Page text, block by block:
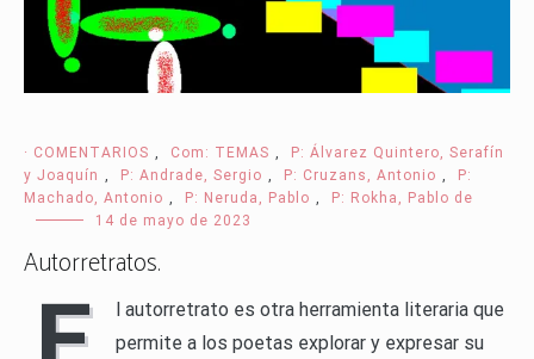
· COMENTARIOS , Com: TEMAS ,
P: Álvarez Quintero, Serafín
y Joaquín , P: Andrade, Sergio , P: Cruzans, Antonio ,
P:
Machado, Antonio , P: Neruda, Pablo ,
P: Rokha, Pablo de
14 de mayo de 2023
Autorretratos.
l autorretrato es otra herramienta literaria que
permite a los poetas explorar y expresar su